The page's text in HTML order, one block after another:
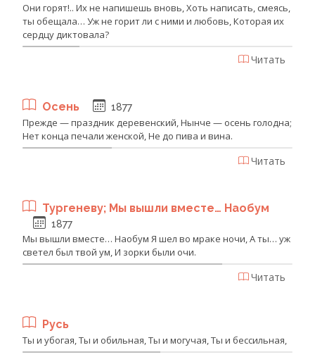
Они горят!.. Их не напишешь вновь, Хоть написать, смеясь,
ты обещала… Уж не горит ли с ними и любовь, Которая их
сердцу диктовала?
Читать
Осень 1877
Прежде — праздник деревенский, Нынче — осень голодна;
Нет конца печали женской, Не до пива и вина.
Читать
Тургеневу; Мы вышли вместе… Наобум
1877
Мы вышли вместе… Наобум Я шел во мраке ночи, А ты… уж
светел был твой ум, И зорки были очи.
Читать
Русь
Ты и убогая, Ты и обильная, Ты и могучая, Ты и бессильная,